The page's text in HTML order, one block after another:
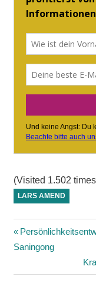
(Visited 1.502
LARS AMEND
Vorheriger
Beitrag:
Saningong